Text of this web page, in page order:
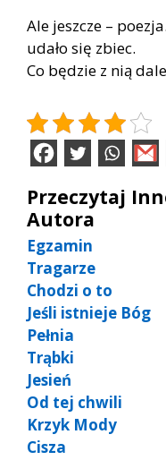
Ale jeszcze –
udało się zbiec.
Co będzie z nią
Przeczytaj
Autora
Egzamin
Tragarze
Chodzi o to
Jeśli istnieje Bóg
Pełnia
Trąbki
Jesień
Od tej chwili
Krzyk Mody
Cisza